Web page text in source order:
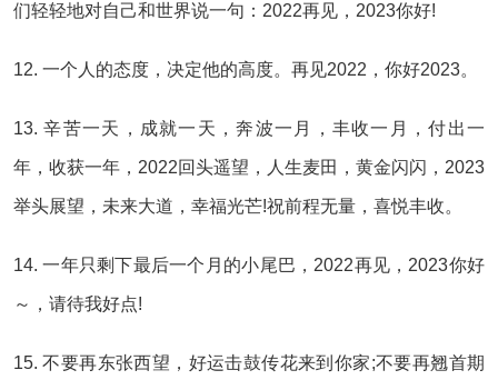
们轻轻地对自己和世界说一句：2022再见，2023你好!
12. 一个人的态度，决定他的高度。再见2022，你好2023。
13. 辛苦一天，成就一天，奔波一月，丰收一月，付出一
年，收获一年，2022回头遥望，人生麦田，黄金闪闪，2023
举头展望，未来大道，幸福光芒!祝前程无量，喜悦丰收。
14. 一年只剩下最后一个月的小尾巴，2022再见，2023你好
～，请待我好点!
15. 不要再东张西望，好运击鼓传花来到你家;不要再翘首期